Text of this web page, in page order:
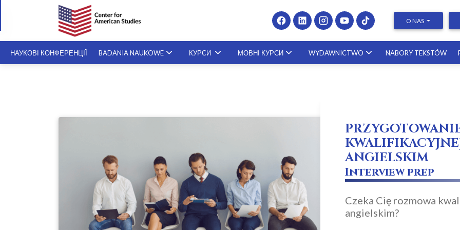
O NAS
НАУКОВІ КОНФЕРЕНЦІЇ BADANIA NAUKOWE КУРСИ МОВНІ КУРСИ WYDAWNICTWO NABORY TEKSTÓW
ANGIELSKIM
Interview prep
Czeka Cię rozmowa
angielskim?